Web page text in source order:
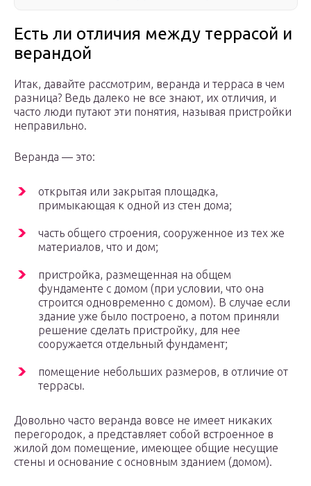
Есть ли отличия между террасой и
верандой
Итак, давайте рассмотрим, веранда и терраса в чем
разница? Ведь далеко не все знают, их отличия, и
часто люди путают эти понятия, называя пристройки
неправильно.
Веранда — это:
открытая или закрытая площадка,
примыкающая к одной из стен дома;
часть общего строения, сооруженное из тех же
материалов, что и дом;
пристройка, размещенная на общем
фундаменте с домом (при условии, что она
строится одновременно с домом). В случае если
здание уже было построено, а потом приняли
решение сделать пристройку, для нее
сооружается отдельный фундамент;
помещение небольших размеров, в отличие от
террасы.
Довольно часто веранда вовсе не имеет никаких
перегородок, а представляет собой встроенное в
жилой дом помещение, имеющее общие несущие
стены и основание с основным зданием (домом).